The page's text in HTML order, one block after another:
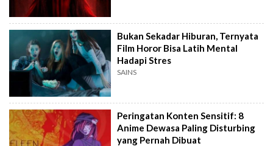
Bukan Sekadar Hiburan, Ternyata
Film Horor Bisa Latih Mental
Hadapi Stres
SAINS
Peringatan Konten Sensitif: 8
Anime Dewasa Paling Disturbing
yang Pernah Dibuat